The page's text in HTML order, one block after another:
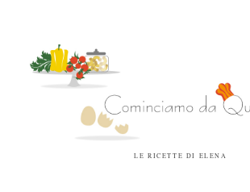
LE RICETTE DI ELENA